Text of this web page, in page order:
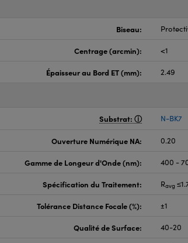
Biseau:
Centrage (arcmin): <1
Épaisseur au Bord ET (mm): 2.49
Substrat: N-BK7
Ouverture Numérique NA: 0.20
Gamme de Longeur d'Onde (nm): 400 -
Spécification du Traitement: Ravg
Tolérance Distance Focale (%): ±1
Qualité de Surface: 40-20